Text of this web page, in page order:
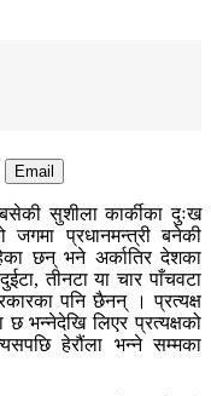
Email
सुशीला कार्कीका दुःख
प्रधानमन्त्री बनेकी
छन् भने अर्कातिर देशका
तीनटा या चार पाँचवटा
पनि छैनन् । प्रत्यक्ष
छ भन्नेदेखि लिएर प्रत्यक्षको
हेरौंला भन्ने सम्मका